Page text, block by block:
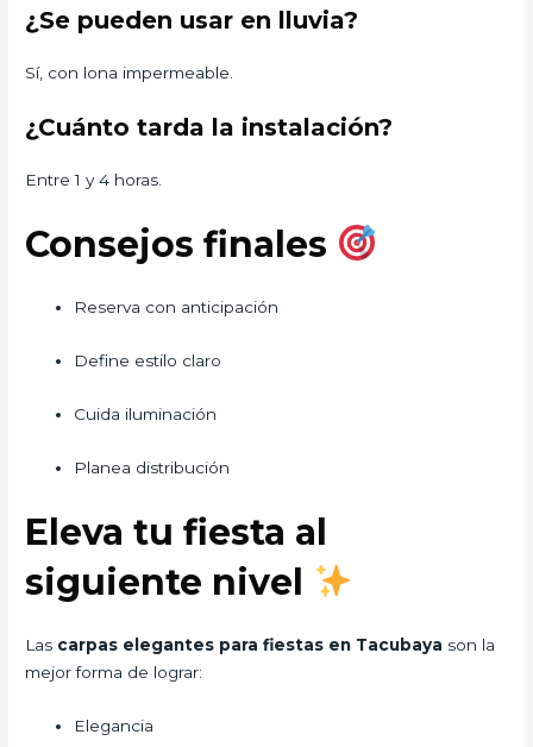
¿Se pueden usar en lluvia?
Sí, con lona impermeable.
¿Cuánto tarda la instalación?
Entre 1 y 4 horas.
Consejos finales
Reserva con anticipación
Define estilo claro
Cuida iluminación
Planea distribución
Eleva tu fiesta al
siguiente nivel
Las carpas elegantes para fiestas en Tacubaya son la
mejor forma de lograr:
Elegancia